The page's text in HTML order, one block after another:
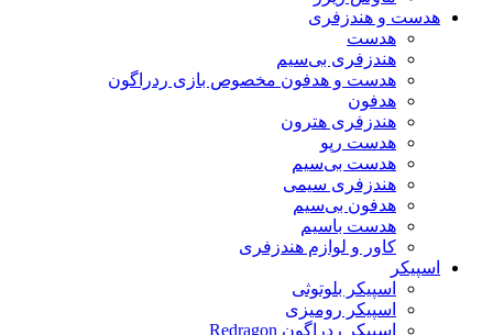
هدست و هندزفری
هدست
هندزفری بی‌سیم
هدست و هدفون مخصوص بازی ردراگون
هدفون
هندزفری هترون
هدست رپو
هدست بی‌سیم
هندزفری سیمی
هدفون بی‌سیم
هدست باسیم
کاور و لوازم هندزفری
اسپیکر
اسپیکر بلوتوثی
اسپیکر رومیزی
اسپیکر ردراگون Redragon